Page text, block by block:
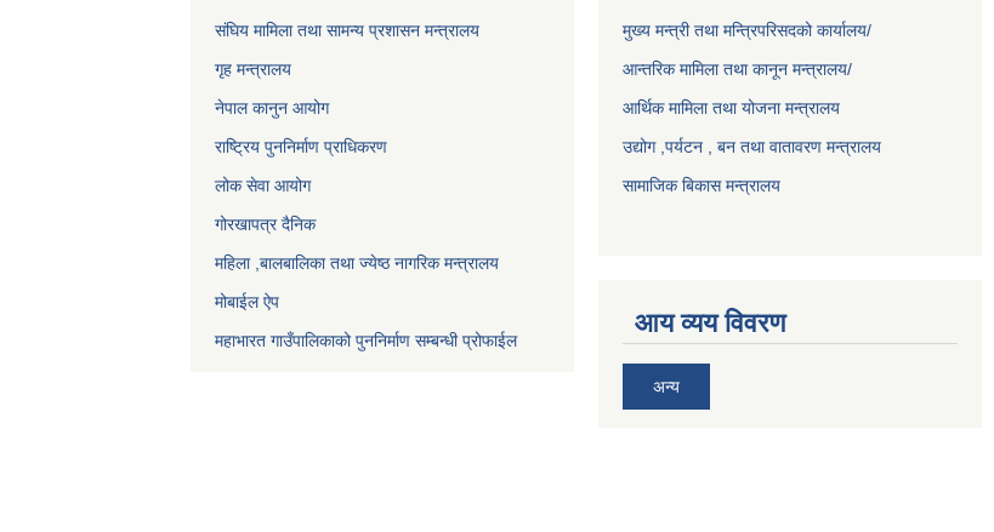
संघिय मामिला तथा सामन्य प्रशासन मन्त्रालय
गृह मन्त्रालय
नेपाल कानुन आयोग
राष्ट्रिय पुननिर्माण प्राधिकरण
लोक सेवा आयोग
गोरखापत्र दैनिक
महिला ,बालबालिका तथा ज्येष्ठ नागरिक मन्त्रालय
मोबाईल ऐप
महाभारत गाउँपालिकाको पुननिर्माण सम्बन्धी प्रोफाईल
मुख्य मन्त्री तथा मन्त्रिपरिसदको कार्यालय/
आन्तरिक मामिला तथा कानून मन्त्रालय/
आर्थिक मामिला तथा योजना मन्त्रालय
उद्योग ,पर्यटन , बन तथा वातावरण मन्त्रालय
सामाजिक बिकास मन्त्रालय
आय व्यय विवरण
अन्य